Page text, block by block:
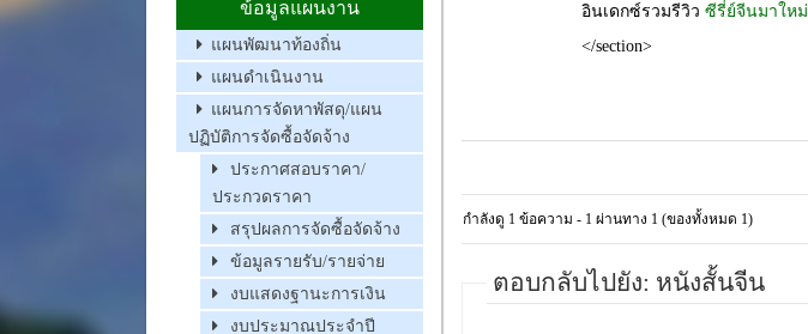
ข้อมูลแผนงาน
แผนพัฒนาท้องถิ่น
แผนดำเนินงาน
แผนการจัดหาพัสดุ/แผน
ปฏิบัติการจัดซื้อจัดจ้าง
ประกาศสอบราคา/
ประกวดราคา
สรุปผลการจัดซื้อจัดจ้าง
ข้อมูลรายรับ/รายจ่าย
งบแสดงฐานะการเงิน
งบประมาณประจำปี
อินเดกซ์รวมรีวิว ซีรี่ย์จีนมาใหม่
</section>
กำลังดู 1 ข้อความ - 1 ผ่านทาง 1 (ของทั้งหมด 1)
ตอบกลับไปยัง: หนังสั้นจีน